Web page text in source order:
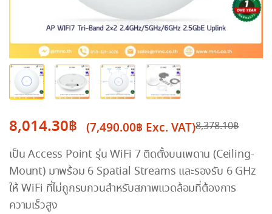
8,378.10฿
Original
price
was:
8,378.10฿.
8,014.30฿
Current
price
is:
8,014.30฿.
(7,490.00฿ Exc. VAT)
เป็น Access Point รุ่น WiFi 7 ติดตั้งบนเพดาน (Ceiling-
Mount) มาพร้อม 6 Spatial Streams และรองรับ 6 GHz
ให้ WiFi ที่ไม่ถูกรบกวนสำหรับสภาพแวดล้อมที่ต้องการ
ความเร็วสูง